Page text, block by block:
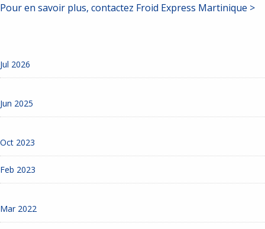
Pour en savoir plus, contactez Froid Express Martinique >
Jul 2026
Jun 2025
Oct 2023
Feb 2023
Mar 2022